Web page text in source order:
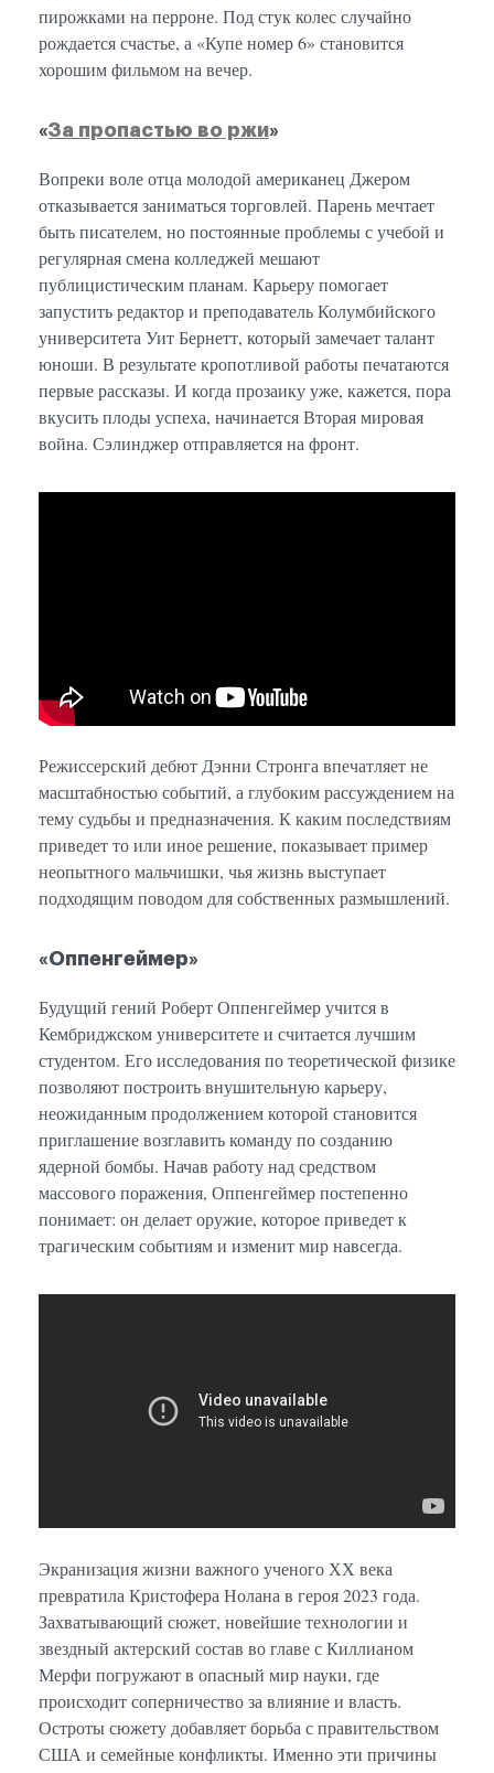
пирожками на перроне. Под стук колес случайно
рождается счастье, а «Купе номер 6» становится
хорошим фильмом на вечер.
«За пропастью во ржи»
Вопреки воле отца молодой американец Джером
отказывается заниматься торговлей. Парень мечтает
быть писателем, но постоянные проблемы с учебой и
регулярная смена колледжей мешают
публицистическим планам. Карьеру помогает
запустить редактор и преподаватель Колумбийского
университета Уит Бернетт, который замечает талант
юноши. В результате кропотливой работы печатаются
первые рассказы. И когда прозаику уже, кажется, пора
вкусить плоды успеха, начинается Вторая мировая
война. Сэлинджер отправляется на фронт.
Режиссерский дебют Дэнни Стронга впечатляет не
масштабностью событий, а глубоким рассуждением на
тему судьбы и предназначения. К каким последствиям
приведет то или иное решение, показывает пример
неопытного мальчишки, чья жизнь выступает
подходящим поводом для собственных размышлений.
«Оппенгеймер»
Будущий гений Роберт Оппенгеймер учится в
Кембриджском университете и считается лучшим
студентом. Его исследования по теоретической физике
позволяют построить внушительную карьеру,
неожиданным продолжением которой становится
приглашение возглавить команду по созданию
ядерной бомбы. Начав работу над средством
массового поражения, Оппенгеймер постепенно
понимает: он делает оружие, которое приведет к
трагическим событиям и изменит мир навсегда.
Экранизация жизни важного ученого ХХ века
превратила Кристофера Нолана в героя 2023 года.
Захватывающий сюжет, новейшие технологии и
звездный актерский состав во главе с Киллианом
Мерфи погружают в опасный мир науки, где
происходит соперничество за влияние и власть.
Остроты сюжету добавляет борьба с правительством
США и семейные конфликты. Именно эти причины